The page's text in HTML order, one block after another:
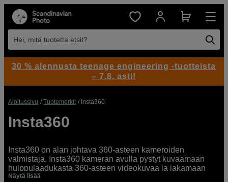
Hei, mitä tuotetta etsit?
Aloitussivu Tuotemerkit Insta360
Insta360
Insta360 on alan johtava 360-asteen kameroiden
valmistaja. Insta360 kameran avulla pystyt kuvaamaan
huippulaadukasta 360-asteen videokuvaa ja jakamaan
sisältöä suoraan Facebookiin, Youtubeen, Instagramiin,
Näytä lisää
30 % alennusta teenage engineering -tuotteista
– 7.8. asti!